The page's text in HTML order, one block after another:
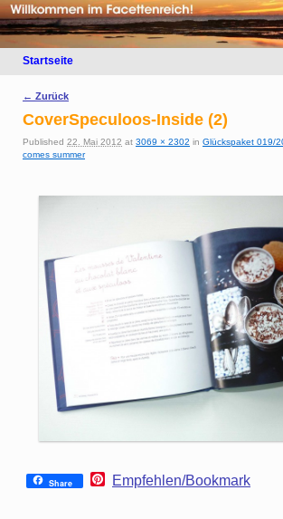
Startseite
Bilder-Navigation
← Zurück
CoverSpeculoos-Inside (2)
Published 22. Mai 2012 at 3069 × 2302 in Glückspaket 019/
comes summer
Share
PEmpfehlen/Bookmark